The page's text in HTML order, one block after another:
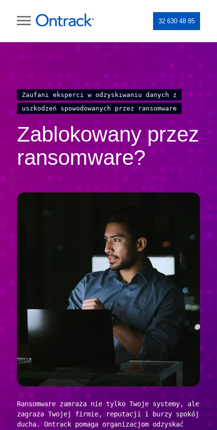
32 630 48 85
Zaufani eksperci w odzyskiwaniu danych z
uszkodzeń spowodowanych przez ransomware
Zablokowany przez
ransomware?
Ransomware zamraża nie tylko Twoje systemy, ale
zagraża Twojej firmie, reputacji i burzy spokój
ducha. Ontrack pomaga organizacjom odzyskać